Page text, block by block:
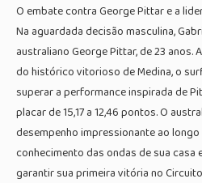
O embate contra George Pittar e a
Na aguardada decisão masculina,
australiano George Pittar, de 23 anos.
do histórico vitorioso de Medina, o
superar a performance inspirada de
placar de 15,17 a 12,46 pontos. O
desempenho impressionante ao
conhecimento das ondas de sua casa
garantir sua primeira vitória no